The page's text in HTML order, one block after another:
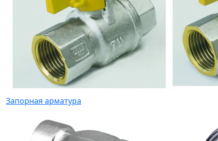
Запорная арматура